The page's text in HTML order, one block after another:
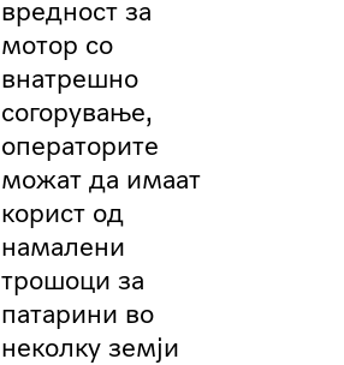
вредност за
мотор со
внатрешно
согорување,
операторите
можат да имаат
корист од
намалени
трошоци за
патарини во
неколку земји